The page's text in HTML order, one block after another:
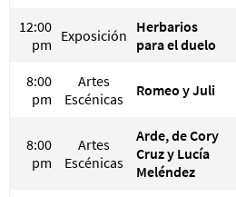
12:00
pm Exposición Herbarios
para el duelo
8:00
pm
Artes
Escénicas
Romeo y Juli
8:00
pm
Artes
Escénicas
Arde, de Cory
Cruz y Lucía
Meléndez